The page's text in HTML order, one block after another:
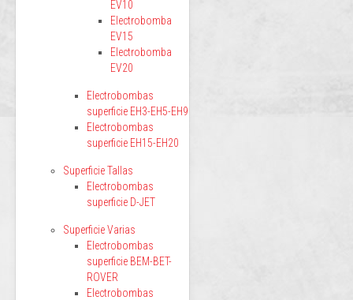
EV10
Electrobomba
EV15
Electrobomba
EV20
Electrobombas
superficie EH3-EH5-EH9
Electrobombas
superficie EH15-EH20
Superficie Tallas
Electrobombas
superficie D-JET
Superficie Varias
Electrobombas
superficie BEM-BET-
ROVER
Electrobombas